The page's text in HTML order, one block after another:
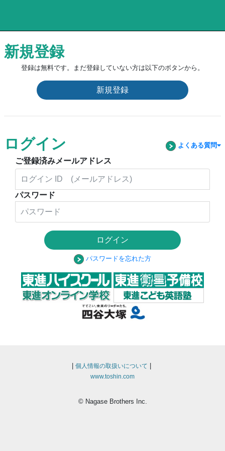
新規登録
登録は無料です。まだ登録していない方は以下のボタンから。
新規登録
ログイン よくある質問
ご登録済みメールアドレス
パスワード
ログイン
パスワードを忘れた方
個人情報の取扱いについて
www.toshin.com
© Nagase Brothers Inc.